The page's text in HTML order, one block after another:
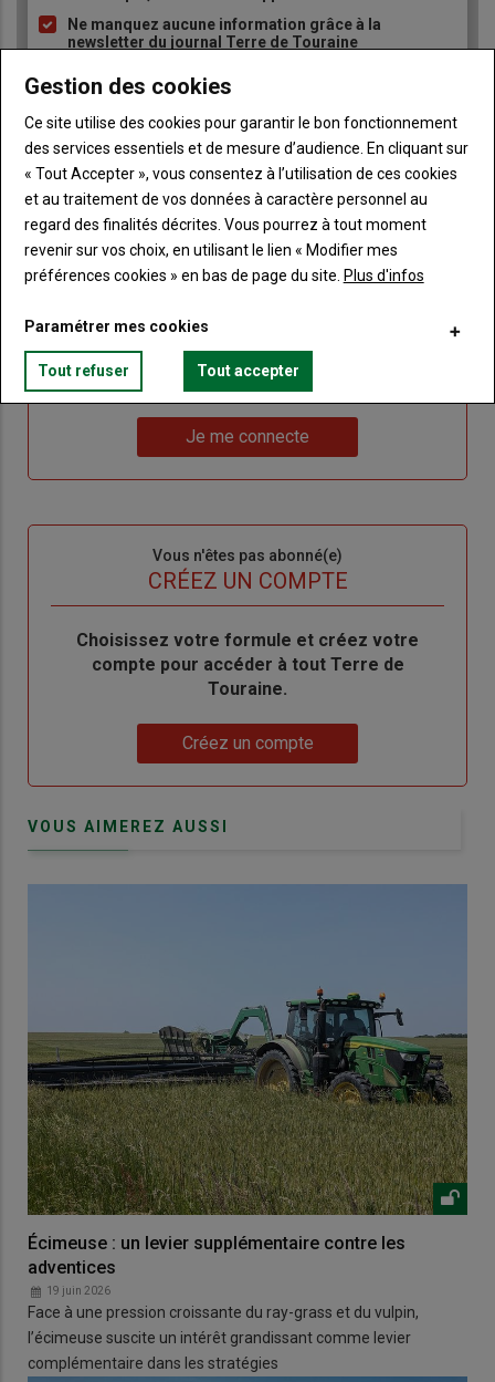
Ne manquez aucune information grâce à la
newsletter du journal Terre de Touraine
Sous-
titre
Vous êtes abonné(e)
TITRE IDENTIFIEZ-VOUS
Connectez-vous à votre compte pour profiter
de votre abonnement
Lien
"Créer
un
Créer un nouveau compte
Lien
"Réinitialiser
de
Réinitialiser votre mot de passe
me
Je me connecte
Vous n'êtes pas abonné(e)
CRÉEZ UN COMPTE
BodyChoisissez votre formule et créez votre
compte pour accéder à tout Terre de
Touraine.
Créez un compte
VOUS AIMEREZ AUSSI
Écimeuse : un levier supplémentaire contre les
adventices
19 juin 2026
Face à une pression croissante du ray-grass et du vulpin,
l’écimeuse suscite un intérêt grandissant comme levier
complémentaire dans les stratégies
Gestion des cookies
Ce site utilise des cookies pour garantir le bon fonctionnement
des services essentiels et de mesure d’audience. En cliquant sur
« Tout Accepter », vous consentez à l’utilisation de ces cookies
et au traitement de vos données à caractère personnel au
regard des finalités décrites. Vous pourrez à tout moment
revenir sur vos choix, en utilisant le lien « Modifier mes
préférences cookies » en bas de page du site. Plus d'infos
Paramétrer mes cookies
Tout refuser Tout accepter